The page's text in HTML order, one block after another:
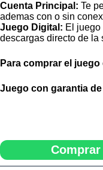
Cuenta Principal: Te
ademas con o sin
Juego Digital: El
descargas directo de la
Para comprar el
Juego con garantia